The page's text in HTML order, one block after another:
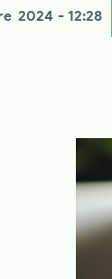
2024 - 12:28